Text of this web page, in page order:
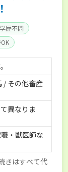
学歴不問
間以内
世帯寮あり
/ その他畜産
異なりま
・獣医師な
きはすべて代